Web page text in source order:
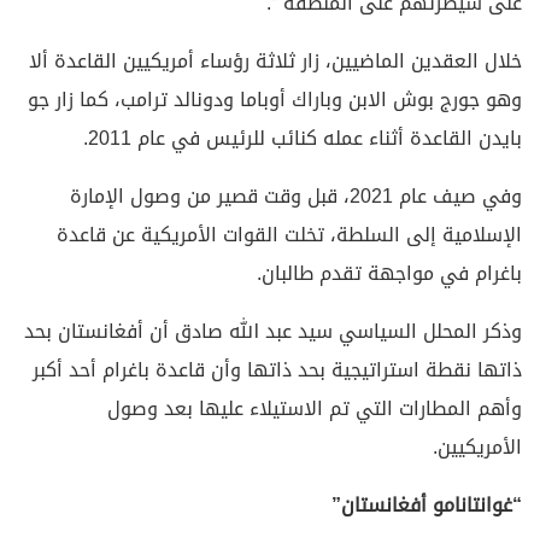
خلال العقدين الماضيين، زار ثلاثة رؤساء أمريكيين القاعدة ألا
وهو جورج بوش الابن وباراك أوباما ودونالد ترامب، كما زار جو
بايدن القاعدة أثناء عمله كنائب للرئيس في عام 2011.
وفي صيف عام 2021، قبل وقت قصير من وصول الإمارة
الإسلامية إلى السلطة، تخلت القوات الأمريكية عن قاعدة
باغرام في مواجهة تقدم طالبان.
وذكر المحلل السياسي سيد عبد الله صادق أن أفغانستان بحد
ذاتها نقطة استراتيجية بحد ذاتها وأن قاعدة باغرام أحد أكبر
وأهم المطارات التي تم الاستيلاء عليها بعد وصول
الأمريكيين.
“غوانتانامو أفغانستان”